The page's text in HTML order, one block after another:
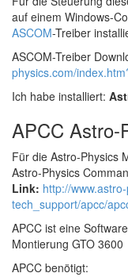
auf einem Windows-
ASCOM-Treiber
ASCOM-Treiber
physics.com/
Ich habe installiert:
APCC Astro-
Für die Astro-Physics
Astro-Physics
Link: http://
tech_support/apcc/
APCC ist eine
Montierung GTO 3600
APCC benötigt: